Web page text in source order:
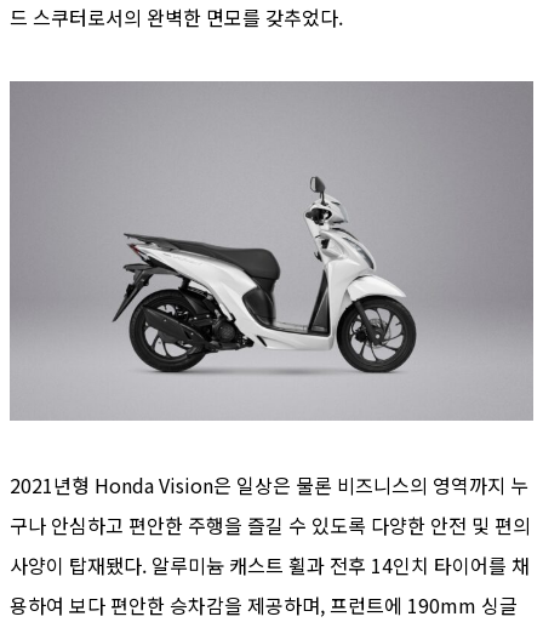
드 스쿠터로서의 완벽한 면모를 갖추었다.
2021년형 Honda Vision은 일상은 물론 비즈니스의 영역까지 누
구나 안심하고 편안한 주행을 즐길 수 있도록 다양한 안전 및 편의
사양이 탑재됐다. 알루미늄 캐스트 휠과 전후 14인치 타이어를 채
용하여 보다 편안한 승차감을 제공하며, 프런트에 190mm 싱글